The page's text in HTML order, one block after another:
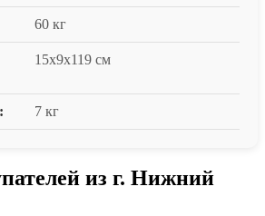
60 кг
15x9x119 см
7 кг
из г. Нижний